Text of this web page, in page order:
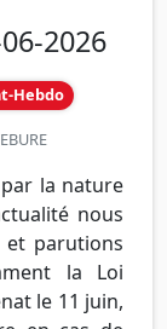
2026
Hebdo
la nature
nous
et parutions
la Loi
le 11 juin,